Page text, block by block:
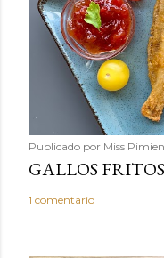
r
i
o
Publicado por Miss
GALLOS
1 comentario